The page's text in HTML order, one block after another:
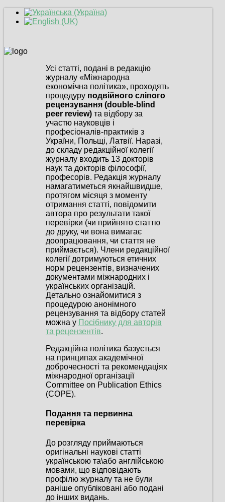
Усі статті, подані в редакцію
журналу «Міжнародна
економічна політика», проходять
процедуру подвійного сліпого
рецензування (double-blind
peer review)та відбору за
участю науковців і
професіоналів-практиків з
України, Польщі, Латвії. Наразі,
до складу редакційної колегії
журналу входить 13 докторів
наук та докторів філософії,
професорів. Редакція журналу
намагатиметься якнайшвидше,
протягом місяця з моменту
отримання статті, повідомити
автора про результати такої
перевірки (чи прийнято статтю
до друку, чи вона вимагає
доопрацювання, чи стаття не
приймається). Члени редакційної
колегії дотримуються етичних
норм рецензентів, визначених
документами міжнародних і
українських організацій.
Детально ознайомитися з
процедурою анонімного
рецензування та відбору статей
можна у Посібнику для авторів
та рецензентів.
Редакційна політика базується
на принципах академічної
доброчесності та рекомендаціях
міжнародної організації
Committee on Publication Ethics
(COPE).
Подання та первинна
перевірка
До розгляду приймаються
оригінальні наукові статті
українською та\або англійською
мовами, що відповідають
профілю журналу та не були
раніше опубліковані або подані
до інших видань.